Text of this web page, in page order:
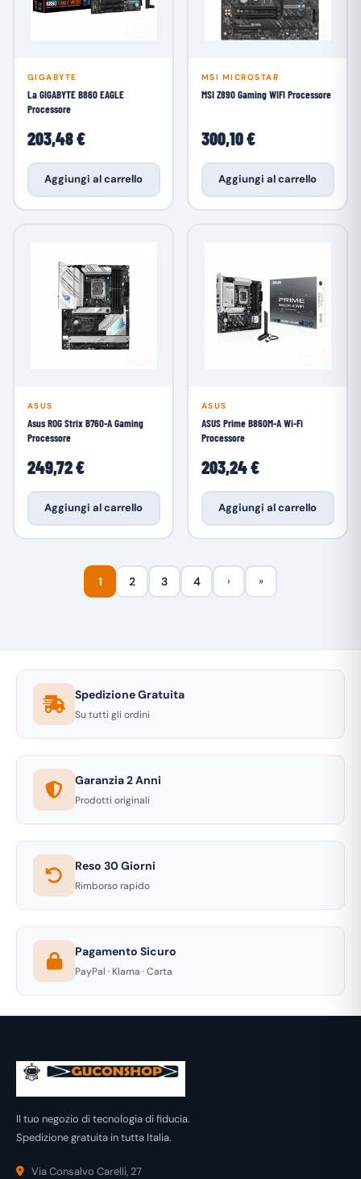
GIGABYTE
La GIGABYTE B860 EAGLE
Processore
203,48 €
Aggiungi al carrello
MSI MICROSTAR
MSI Z890 Gaming WIFI Processore
300,10 €
Aggiungi al carrello
ASUS
Asus ROG Strix B760-A Gaming
Processore
249,72 €
Aggiungi al carrello
ASUS
ASUS Prime B860M-A Wi-Fi
Processore
203,24 €
Aggiungi al carrello
1 2 3 4 › »
Spedizione Gratuita
Su tutti gli ordini
Garanzia 2 Anni
Prodotti originali
Reso 30 Giorni
Rimborso rapido
Pagamento Sicuro
PayPal · Klarna · Carta
Il tuo negozio di tecnologia di fiducia.
Spedizione gratuita in tutta Italia.
Via Consalvo Carelli, 27